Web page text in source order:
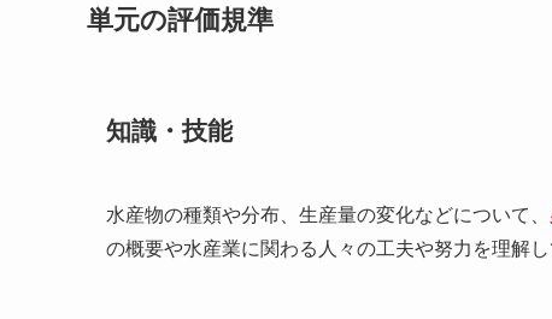
単元の評価規準
知識・技能
水産物の種類や分布、生産量の変化などについて、
の概要や水産業に関わる人々の工夫や努力を理解し